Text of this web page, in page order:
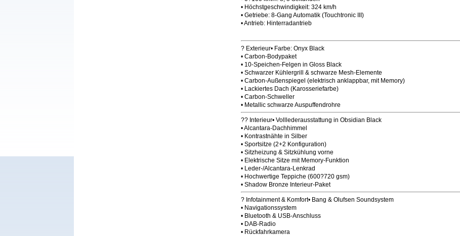
• Höchstgeschwindigkeit: 324 km/h
• Getriebe: 8-Gang Automatik (Touchtronic III)
• Antrieb: Hinterradantrieb
? Exterieur• Farbe: Onyx Black
• Carbon-Bodypaket
• 10-Speichen-Felgen in Gloss Black
• Schwarzer Kühlergrill & schwarze Mesh-Elemente
• Carbon-Außenspiegel (elektrisch anklappbar, mit Memory)
• Lackiertes Dach (Karosseriefarbe)
• Carbon-Schweller
• Metallic schwarze Auspuffendrohre
?? Interieur• Volllederausstattung in Obsidian Black
• Alcantara-Dachhimmel
• Kontrastnähte in Silber
• Sportsitze (2+2 Konfiguration)
• Sitzheizung & Sitzkühlung vorne
• Elektrische Sitze mit Memory-Funktion
• Leder-/Alcantara-Lenkrad
• Hochwertige Teppiche (600?720 gsm)
• Shadow Bronze Interieur-Paket
? Infotainment & Komfort• Bang & Olufsen Soundsystem
• Navigationssystem
• Bluetooth & USB-Anschluss
• DAB-Radio
• Rückfahrkamera